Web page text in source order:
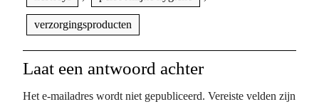
verzorgingsproducten
Laat een antwoord achter
Het e-mailadres wordt niet gepubliceerd. Vereiste velden zijn